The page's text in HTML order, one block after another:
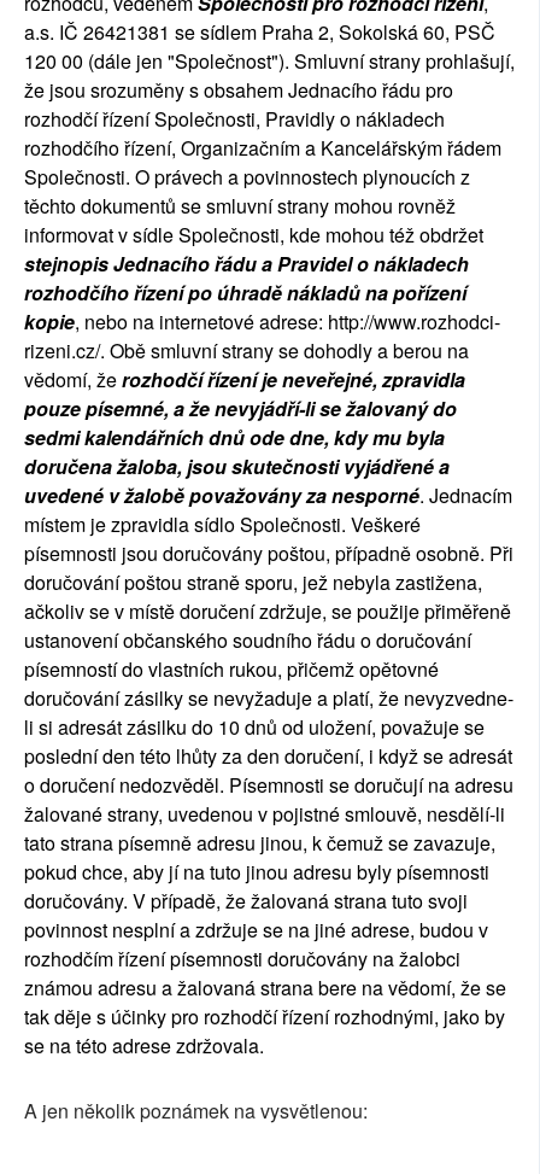
a.s. IČ 26421381 se sídlem Praha 2, Sokolská 60, PSČ
120 00 (dále jen "Společnost"). Smluvní strany prohlašují,
že jsou srozuměny s obsahem Jednacího řádu pro
rozhodčí řízení Společnosti, Pravidly o nákladech
rozhodčího řízení, Organizačním a Kancelářským řádem
Společnosti. O právech a povinnostech plynoucích z
těchto dokumentů se smluvní strany mohou rovněž
informovat v sídle Společnosti, kde mohou též obdržet
stejnopis Jednacího řádu a Pravidel o nákladech
rozhodčího řízení po úhradě nákladů na pořízení
kopie, nebo na internetové adrese: http://www.rozhodci-
rizeni.cz/. Obě smluvní strany se dohodly a berou na
vědomí, žerozhodčí řízení je neveřejné, zpravidla
pouze písemné, a že nevyjádří-li se žalovaný do
sedmi kalendářních dnů ode dne, kdy mu byla
doručena žaloba, jsou skutečnosti vyjádřené a
uvedené v žalobě považovány za nesporné. Jednacím
místem je zpravidla sídlo Společnosti. Veškeré
písemnosti jsou doručovány poštou, případně osobně. Při
doručování poštou straně sporu, jež nebyla zastižena,
ačkoliv se v místě doručení zdržuje, se použije přiměřeně
ustanovení občanského soudního řádu o doručování
písemností do vlastních rukou, přičemž opětovné
doručování zásilky se nevyžaduje a platí, že nevyzvedne-
li si adresát zásilku do 10 dnů od uložení, považuje se
poslední den této lhůty za den doručení, i když se adresát
o doručení nedozvěděl. Písemnosti se doručují na adresu
žalované strany, uvedenou v pojistné smlouvě, nesdělí-li
tato strana písemně adresu jinou, k čemuž se zavazuje,
pokud chce, aby jí na tuto jinou adresu byly písemnosti
doručovány. V případě, že žalovaná strana tuto svoji
povinnost nesplní a zdržuje se na jiné adrese, budou v
rozhodčím řízení písemnosti doručovány na žalobci
známou adresu a žalovaná strana bere na vědomí, že se
tak děje s účinky pro rozhodčí řízení rozhodnými, jako by
se na této adrese zdržovala.
A jen několik poznámek na vysvětlenou: